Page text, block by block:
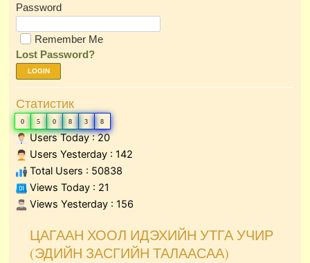
Password
Remember Me
Lost Password?
LOGIN
Статистик
0 5 0 8 3 8
Users Today : 20
Users Yesterday : 142
Total Users : 50838
Views Today : 21
Views Yesterday : 156
ЦАГААН ХООЛ ИДЭХИЙН УТГА УЧИР
(ЭДИЙН ЗАСГИЙН ТАЛААСАА)
PagePage